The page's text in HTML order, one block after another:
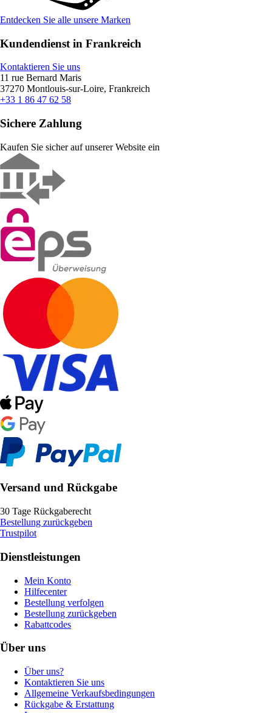
Entdecken Sie alle unsere Marken
Kundendienst in Frankreich
Kontaktieren Sie uns
11 rue Bernard Maris
37270 Montlouis-sur-Loire, Frankreich
+33 1 86 47 62 58
Sichere Zahlung
Kaufen Sie sicher auf unserer Website ein
Versand und Rückgabe
30 Tage Rückgaberecht
Bestellung zurückgeben
Trustpilot
Dienstleistungen
Mein Konto
Hilfecenter
Bestellung verfolgen
Bestellung zurückgeben
Rabattcodes
Über uns
Über uns?
Kontaktieren Sie uns
Allgemeine Verkaufsbedingungen
Rückgabe & Erstattung